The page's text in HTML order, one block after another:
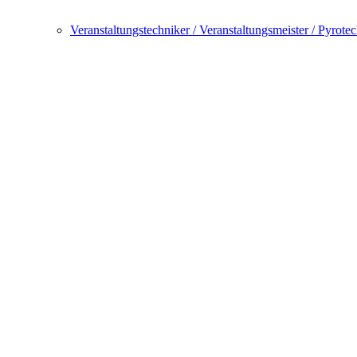
Veranstaltungstechniker / Veranstaltungsmeister /